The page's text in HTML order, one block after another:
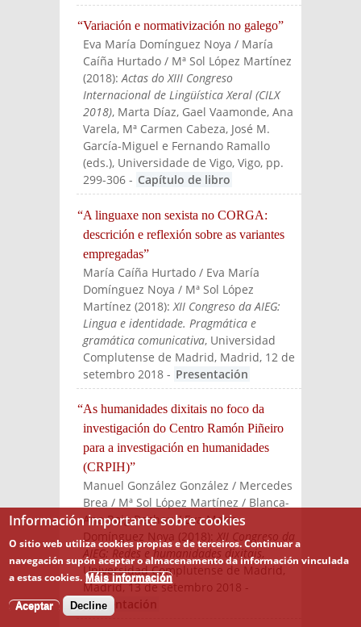
“Variación e normativización no galego”
Eva María Domínguez Noya / María
Caíña Hurtado / Mª Sol López Martínez
(2018):Actas do XIII Congreso
Internacional de Lingüística Xeral (CILX
2018), Marta Díaz, Gael Vaamonde, Ana
Varela, Mª Carmen Cabeza, José M.
García-Miguel e Fernando Ramallo
(eds.), Universidade de Vigo, Vigo, pp.
299-306- Capítulo de libro
“A linguaxe non sexista no CORGA:
descrición e reflexión sobre as variantes
empregadas”
María Caíña Hurtado / Eva María
Domínguez Noya / Mª Sol López
Martínez(2018):XII Congreso da AIEG:
Lingua e identidade. Pragmática e
gramática comunicativa, Universidad
Complutense de Madrid, Madrid, 12 de
setembro 2018- Presentación
“As humanidades dixitais no foco da
investigación do Centro Ramón Piñeiro
para a investigación en humanidades
(CRPIH)”
Manuel González González / Mercedes
Brea / Mª Sol López Martínez / Blanca-
Ana Roig Rechou / Eva María
Domínguez Noya (2018):XII Congreso da
AIEG: Redes e humanidades dixitais,
Universidad Complutense de Madrid,
Madrid, 13 de setembro 2018 -
Presentación
Información importante sobre cookies
O sitio web utiliza cookies propias e de terceiros. Continuar a
navegación supón aceptar o almacenamento da información vinculada
a estas cookies. Máis información
Aceptar Decline